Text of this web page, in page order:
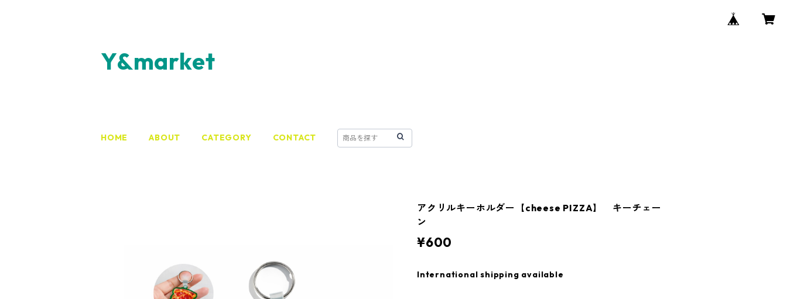
Y&market
HOME ABOUT CATEGORY CONTACT
アクリルキーホルダー【cheese PIZZA】 キーチェー
ン
¥600
International shipping available